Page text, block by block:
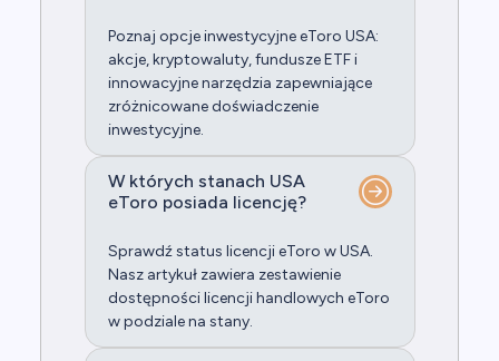
Poznaj opcje inwestycyjne eToro USA:
akcje, kryptowaluty, fundusze ETF i
innowacyjne narzędzia zapewniające
zróżnicowane doświadczenie
inwestycyjne.
W których stanach USA
eToro posiada licencję?
Sprawdź status licencji eToro w USA.
Nasz artykuł zawiera zestawienie
dostępności licencji handlowych eToro
w podziale na stany.